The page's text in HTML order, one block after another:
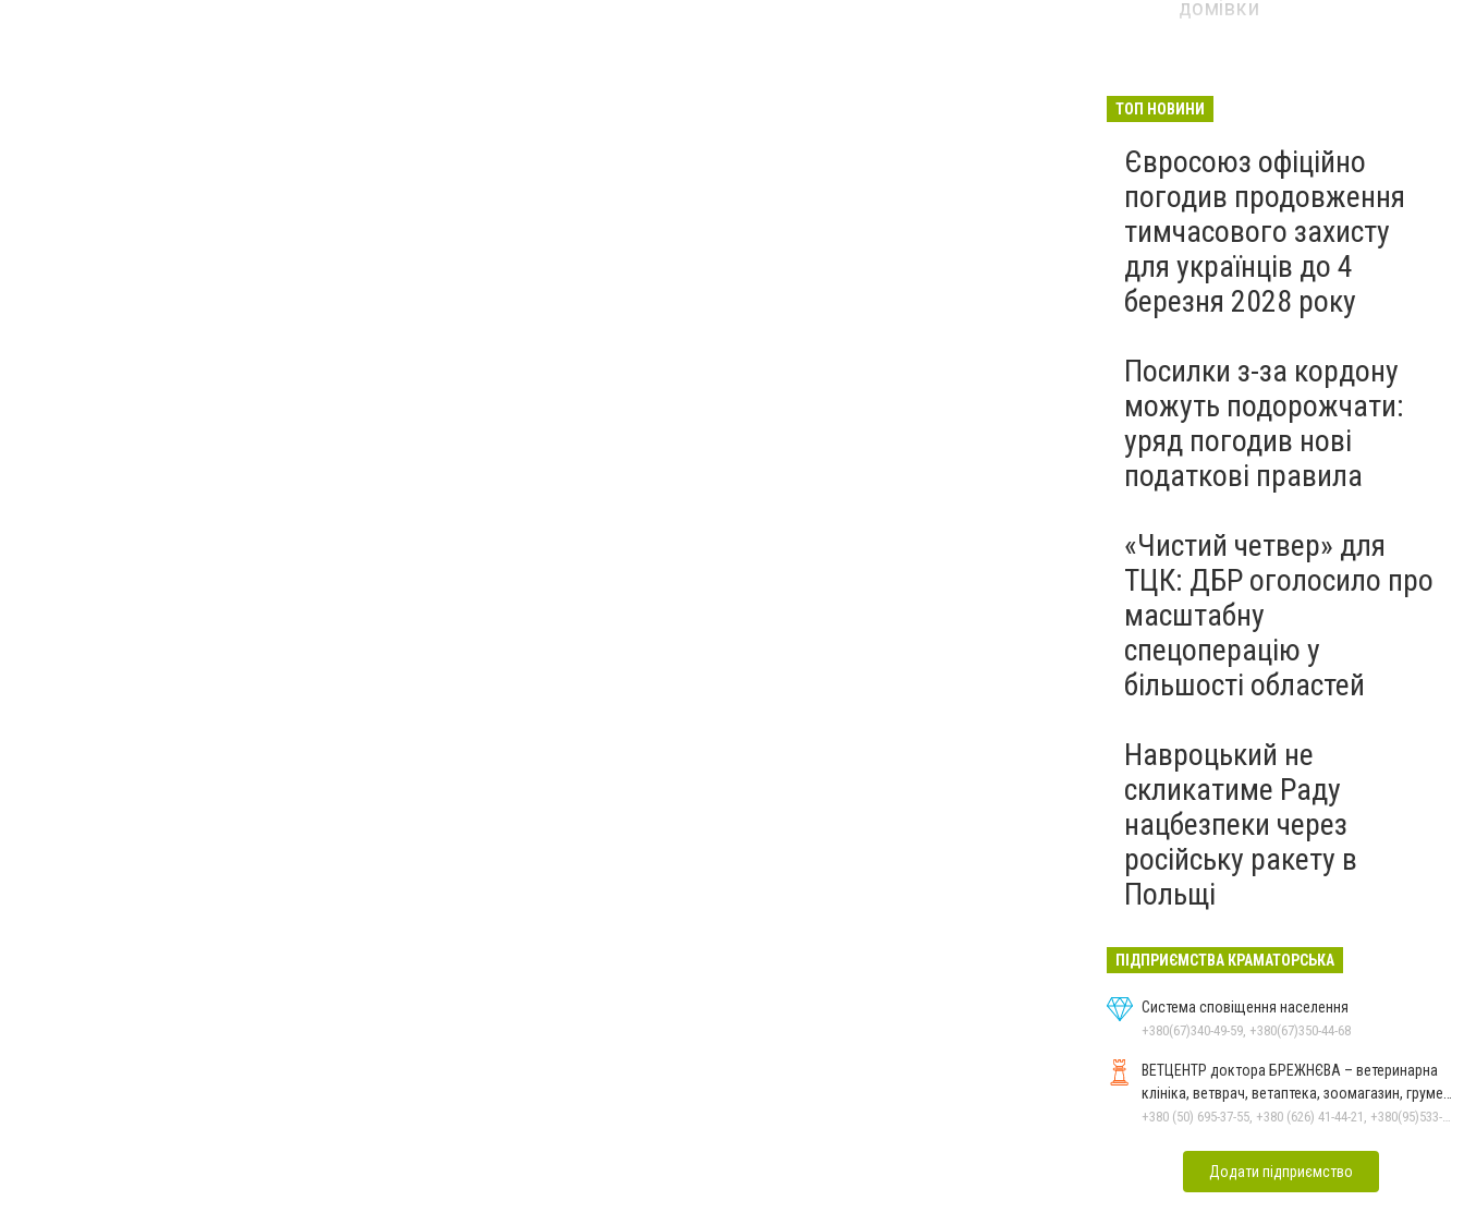
домівки
ТОП НОВИНИ
Євросоюз офіційно
погодив продовження
тимчасового захисту
для українців до 4
березня 2028 року
Посилки з-за кордону
можуть подорожчати:
уряд погодив нові
податкові правила
«Чистий четвер» для
ТЦК: ДБР оголосило про
масштабну
спецоперацію у
більшості областей
Навроцький не
скликатиме Раду
нацбезпеки через
російську ракету в
Польщі
ПІДПРИЄМСТВА КРАМАТОРСЬКА
Система сповіщення населення
+380(67)340-49-59, +380(67)350-44-68
ВЕТЦЕНТР доктора БРЕЖНЄВА – ветеринарна
клініка, ветврач, ветаптека, зоомагазин, грумер,
стрижки.
+380 (50) 695-37-55, +380 (626) 41-44-21, +380(95)533-90-03
Додати підприємство